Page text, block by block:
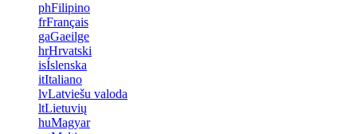
phFilipino
frFrançais
gaGaeilge
hrHrvatski
isÍslenska
itItaliano
lvLatviešu valoda
ltLietuvių
huMagyar